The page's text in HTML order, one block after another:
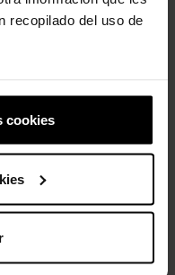
recopilado del uso de
cookies